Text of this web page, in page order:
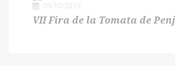
09/10/2019
VII Fira de la Tomata de